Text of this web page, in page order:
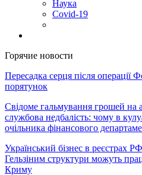
Наука
Covid-19
Горячие новости
Пересадка серця після операції
порятунок
Свідоме гальмування грошей на
службова недбалість: чому в
очільника фінансового
Український бізнес в реєстрах
Гельзіним структури можуть
Криму